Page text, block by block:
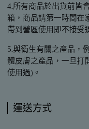
4.所有商品於出貨前皆
箱，商品請第一時間在
帶到營區使用即不接受
5.與衛生有關之產品，
體皮膚之產品，一旦打
使用過)。
運送方式